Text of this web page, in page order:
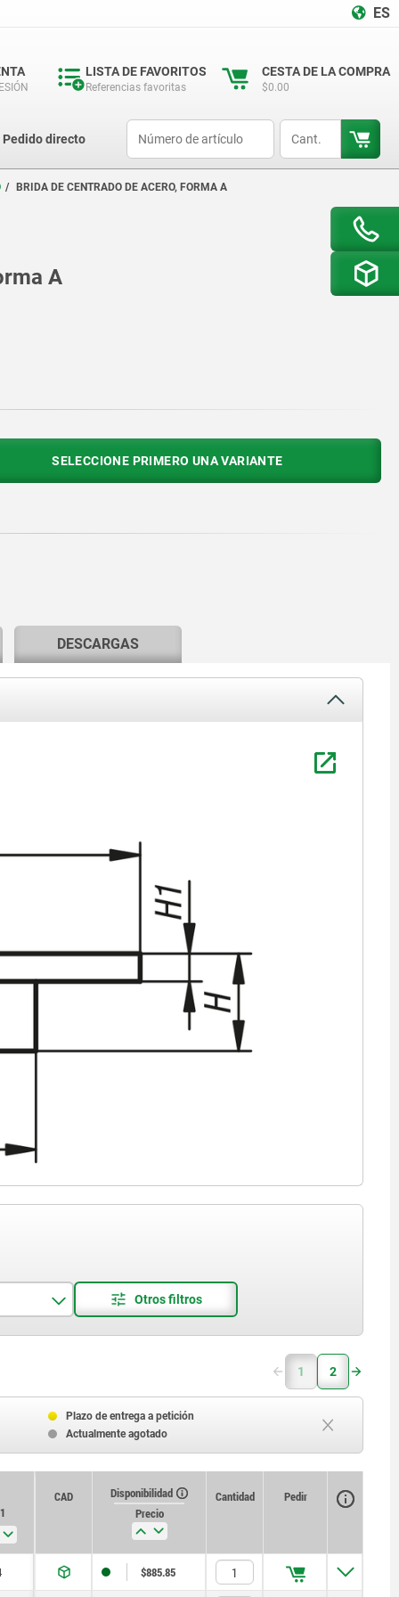
ES
LISTA DE FAVORITOS
Referencias favoritas
CESTA DE LA COMPRA
$0.00
Pedido directo
BRIDA DE CENTRADO DE ACERO, FORMA A
A
SELECCIONE PRIMERO UNA VARIANTE
DESCARGAS
1 2
Plazo de entrega a petición
Actualmente agotado
CAD
Disponibilidad
Precio
Cantidad Pedir
$885.85